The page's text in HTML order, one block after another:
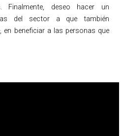
Finalmente, deseo hacer un
del sector a que también
en beneficiar a las personas que